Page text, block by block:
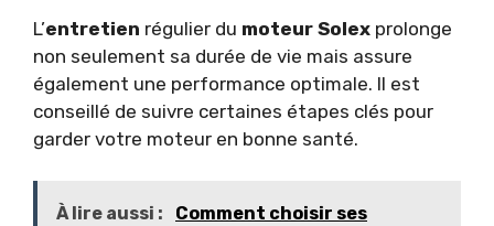
L’entretien régulier du moteur Solex prolonge
non seulement sa durée de vie mais assure
également une performance optimale. Il est
conseillé de suivre certaines étapes clés pour
garder votre moteur en bonne santé.
À lire aussi :
Comment choisir ses